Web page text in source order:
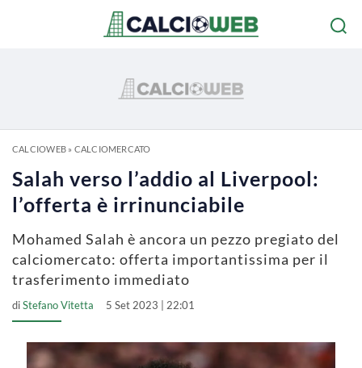
CALCIOWEB» CALCIOMERCATO
Salah verso l’addio al Liverpool:
l’offerta è irrinunciabile
Mohamed Salah è ancora un pezzo pregiato del
calciomercato: offerta importantissima per il
trasferimento immediato
diStefano Vitetta 5 Set 2023 | 22:01